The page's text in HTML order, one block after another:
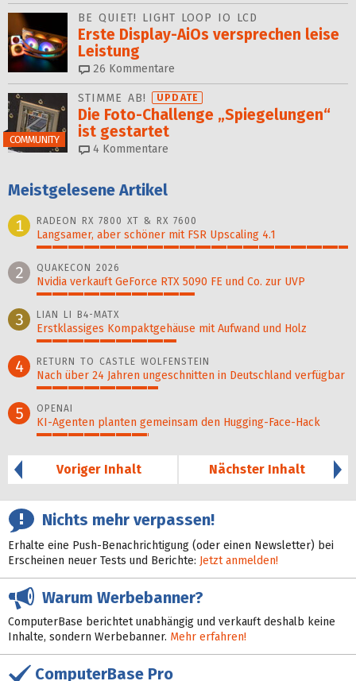
BE QUIET! LIGHT LOOP IO LCD
Erste Display-AiOs versprechen leise
Leistung
26 Kommentare
COMMUNITY
STIMME AB! UPDATE
Die Foto-Challenge „Spiegelungen“
ist gestartet
4 Kommentare
Meistgelesene Artikel
1
RADEON RX 7800 XT & RX 7600
Langsamer, aber schöner mit FSR Upscaling 4.1
2 QUAKECON 2026
Nvidia verkauft GeForce RTX 5090 FE und Co. zur UVP
3 LIAN LI B4-MATX
Erstklassiges Kompaktgehäuse mit Aufwand und Holz
4 RETURN TO CASTLE WOLFENSTEIN
Nach über 24 Jahren ungeschnitten in Deutschland verfügbar
5 OPENAI
KI-Agenten planten gemein­sam den Hugging-Face-Hack
Voriger Inhalt
Nächster Inhalt
Nichts mehr verpassen!
Erhalte eine Push-Benachrichtigung (oder einen Newsletter) bei
Erscheinen neuer Tests und Berichte: Jetzt anmelden!
Warum Werbebanner?
ComputerBase berichtet unabhängig und verkauft deshalb keine
Inhalte, sondern Werbebanner. Mehr erfahren!
ComputerBase Pro